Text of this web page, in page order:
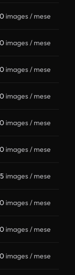
images / mese
images / mese
images / mese
images / mese
images / mese
images / mese
images / mese
images / mese
images / mese
images / mese